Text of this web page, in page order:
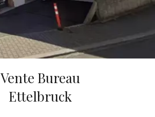
Vente Bureau
Ettelbruck